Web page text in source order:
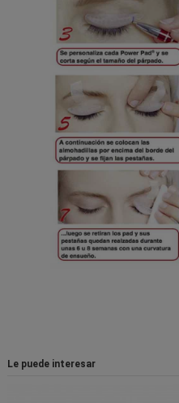
Le puede interesar